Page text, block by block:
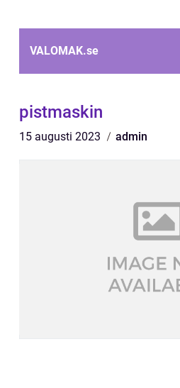
VALOMAK.se
pistmaskin
15 augusti 2023 admin